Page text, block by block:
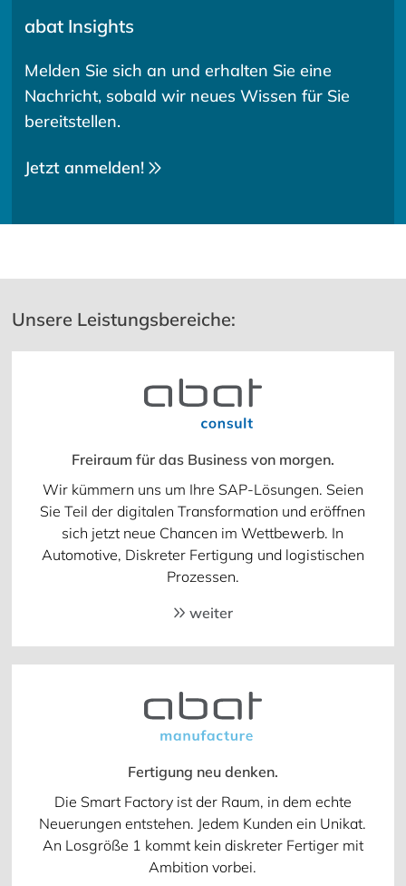
abat Insights
Melden Sie sich an und erhalten Sie eine
Nachricht, sobald wir neues Wissen für Sie
bereitstellen.
Jetzt anmelden!
Unsere Leistungsbereiche:
Freiraum für das Business von morgen.
Wir kümmern uns um Ihre SAP-Lösungen. Seien
Sie Teil der digitalen Transformation und eröffnen
sich jetzt neue Chancen im Wettbewerb. In
Automotive, Diskreter Fertigung und logistischen
Prozessen.
weiter
Fertigung neu denken.
Die Smart Factory ist der Raum, in dem echte
Neuerungen entstehen. Jedem Kunden ein Unikat.
An Losgröße 1 kommt kein diskreter Fertiger mit
Ambition vorbei.